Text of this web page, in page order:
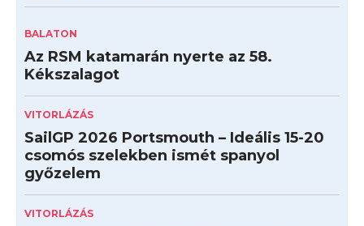
BALATON
Az RSM katamarán nyerte az 58.
Kékszalagot
VITORLÁZÁS
SailGP 2026 Portsmouth – Ideális 15-20
csomós szelekben ismét spanyol
győzelem
VITORLÁZÁS